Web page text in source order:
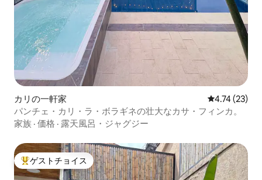
カリの一軒家 レビュー23
4.74 (23)
パンチェ・カリ・ラ・ボラギネの壮大なカサ・フィンカ。
家族 · 価格 · 露天風呂・ジャグジー
大好評のゲストチョイスです。
ゲストチョイス